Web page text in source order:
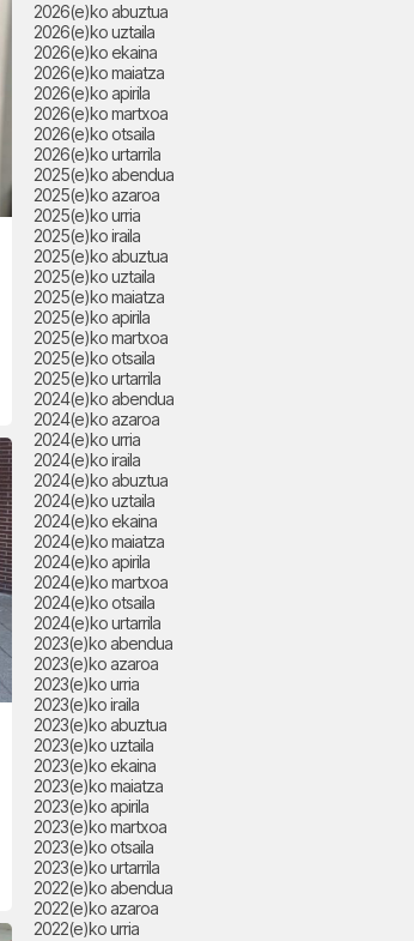
2026(e)ko abuztua
2026(e)ko uztaila
2026(e)ko ekaina
2026(e)ko maiatza
2026(e)ko apirila
2026(e)ko martxoa
2026(e)ko otsaila
2026(e)ko urtarrila
2025(e)ko abendua
2025(e)ko azaroa
2025(e)ko urria
2025(e)ko iraila
2025(e)ko abuztua
2025(e)ko uztaila
2025(e)ko maiatza
2025(e)ko apirila
2025(e)ko martxoa
2025(e)ko otsaila
2025(e)ko urtarrila
2024(e)ko abendua
2024(e)ko azaroa
2024(e)ko urria
2024(e)ko iraila
2024(e)ko abuztua
2024(e)ko uztaila
2024(e)ko ekaina
2024(e)ko maiatza
2024(e)ko apirila
2024(e)ko martxoa
2024(e)ko otsaila
2024(e)ko urtarrila
2023(e)ko abendua
2023(e)ko azaroa
2023(e)ko urria
2023(e)ko iraila
2023(e)ko abuztua
2023(e)ko uztaila
2023(e)ko ekaina
2023(e)ko maiatza
2023(e)ko apirila
2023(e)ko martxoa
2023(e)ko otsaila
2023(e)ko urtarrila
2022(e)ko abendua
2022(e)ko azaroa
2022(e)ko urria